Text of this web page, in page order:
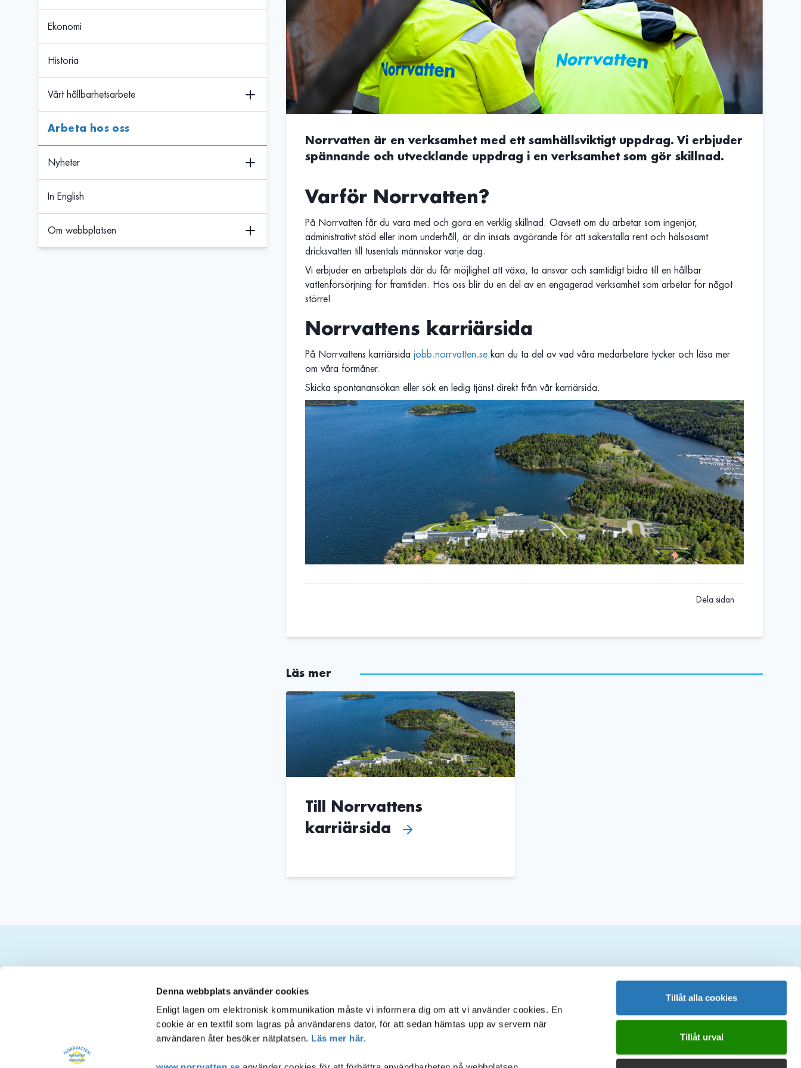
Denna webbplats använder cookies
Enligt lagen om elektronisk kommunikation måste vi informera dig om att vi använder cookies. En
cookie är en textfil som lagras på användarens dator, för att sedan hämtas upp av servern när
användaren åter besöker nätplatsen. Läs mer här.
Tillåt alla cookies
Tillåt urval
Ekonomi
Historia
Vårt hållbarhetsarbete
Arbeta hos oss
Nyheter
In English
Om webbplatsen
Norrvatten är en verksamhet med ett samhällsviktigt uppdrag. Vi erbjuder
spännande och utvecklande uppdrag i en verksamhet som gör skillnad.
Varför Norrvatten?
På Norrvatten får du vara med och göra en verklig skillnad. Oavsett om du arbetar som ingenjör,
administrativt stöd eller inom underhåll, är din insats avgörande för att säkerställa rent och hälsosamt
dricksvatten till tusentals människor varje dag.
Vi erbjuder en arbetsplats där du får möjlighet att växa, ta ansvar och samtidigt bidra till en hållbar
vattenförsörjning för framtiden. Hos oss blir du en del av en engagerad verksamhet som arbetar för något
större!
Norrvattens karriärsida
På Norrvattens karriärsida jobb.norrvatten.se kan du ta del av vad våra medarbetare tycker och läsa mer
om våra förmåner.
Skicka spontanansökan eller sök en ledig tjänst direkt från vår karriärsida.
Dela sidan
Läs mer
Till Norrvattens
karriärsida
Postadress
Norrvatten
Om webbplatsen
Inloggning för administratörer